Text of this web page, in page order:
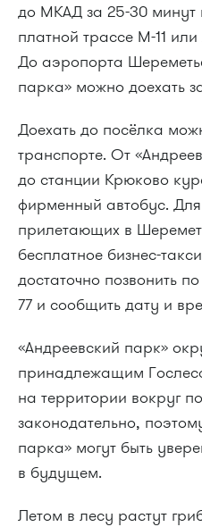
до МКАД за 25-30 минут
платной трассе М-11
До аэропорта
парка» можно доехать
Доехать до посёлка
транспорте. От
до станции Крюково
фирменный автобус. Для
прилетающих в
бесплатное бизнес-
достаточно позвонить
77 и сообщить дату и
«Андреевский парк»
принадлежащим
на территории вокруг
законодательно,
парка» могут быть
в будущем.
Летом в лесу растут